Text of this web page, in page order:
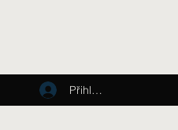
Přihlásit se